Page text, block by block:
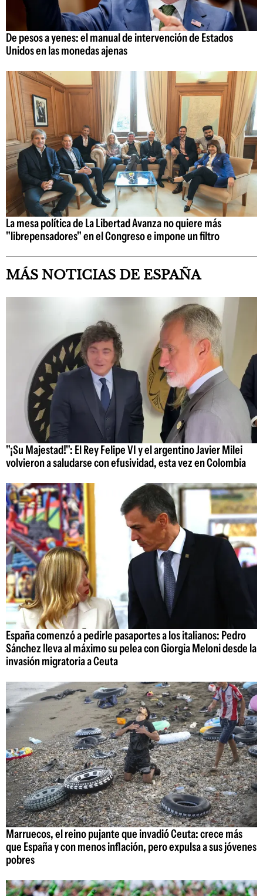
De pesos a yenes: el manual de intervención de Estados
Unidos en las monedas ajenas
La mesa política de La Libertad Avanza no quiere más
"librepensadores" en el Congreso e impone un filtro
MÁS NOTICIAS DE ESPAÑA
"¡Su Majestad!": El Rey Felipe VI y el argentino Javier Milei
volvieron a saludarse con efusividad, esta vez en Colombia
España comenzó a pedirle pasaportes a los italianos: Pedro
Sánchez lleva al máximo su pelea con Giorgia Meloni desde la
invasión migratoria a Ceuta
Marruecos, el reino pujante que invadió Ceuta: crece más
que España y con menos inflación, pero expulsa a sus jóvenes
pobres